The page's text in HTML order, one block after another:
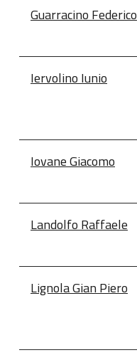
Guarracino Federico
Iervolino Iunio
Iovane Giacomo
Landolfo Raffaele
Lignola Gian Piero